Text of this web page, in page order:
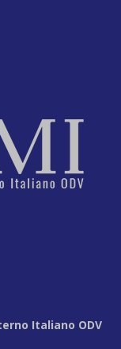
Italiano ODV